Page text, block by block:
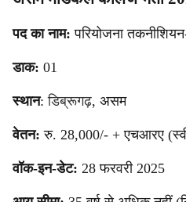
पद का नाम: परियोजना
डाक: 01
स्थान:डिब्रूगढ़, असम
वेतन: रु. 28,000/- + एचआरए
वॉक-इन-डेट: 28 फरवरी 2025